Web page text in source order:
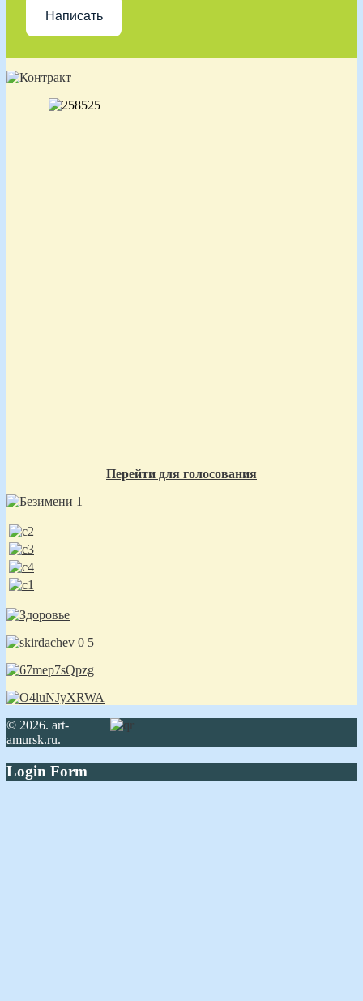
Написать
Перейти для голосования
© 2026. art-
amursk.ru.
Login Form